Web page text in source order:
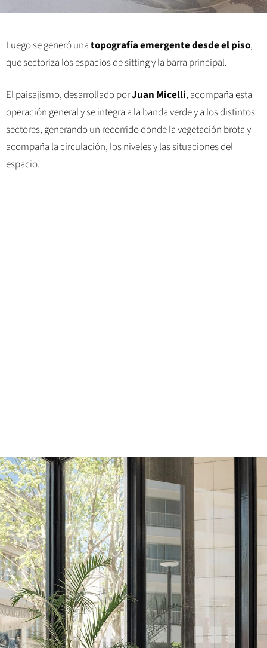
Luego se generó unatopografía emergente desde el piso,
que sectoriza los espacios de sitting y la barra principal.
El paisajismo, desarrollado porJuan Micelli, acompaña esta
operación general y se integra a la banda verde y a los distintos
sectores, generando un recorrido donde la vegetación brota y
acompaña la circulación, los niveles y las situaciones del
espacio.